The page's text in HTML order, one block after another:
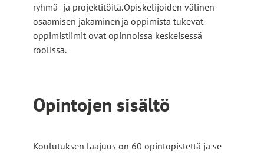
ryhmä- ja projektitöitä. Opiskelijoiden välinen
osaamisen jakaminen ja oppimista tukevat
oppimistiimit ovat opinnoissa keskeisessä
roolissa.
Opintojen sisältö
Koulutuksen laajuus on 60 opintopistettä ja se